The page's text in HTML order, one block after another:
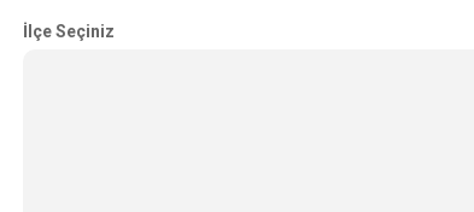
İlçe Seçiniz